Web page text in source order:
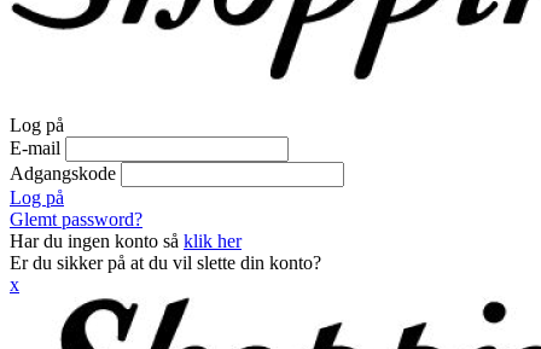
Log på
E-mail
Adgangskode
Log på
Glemt password?
Har du ingen konto så klik her
Er du sikker på at du vil slette din konto?
x